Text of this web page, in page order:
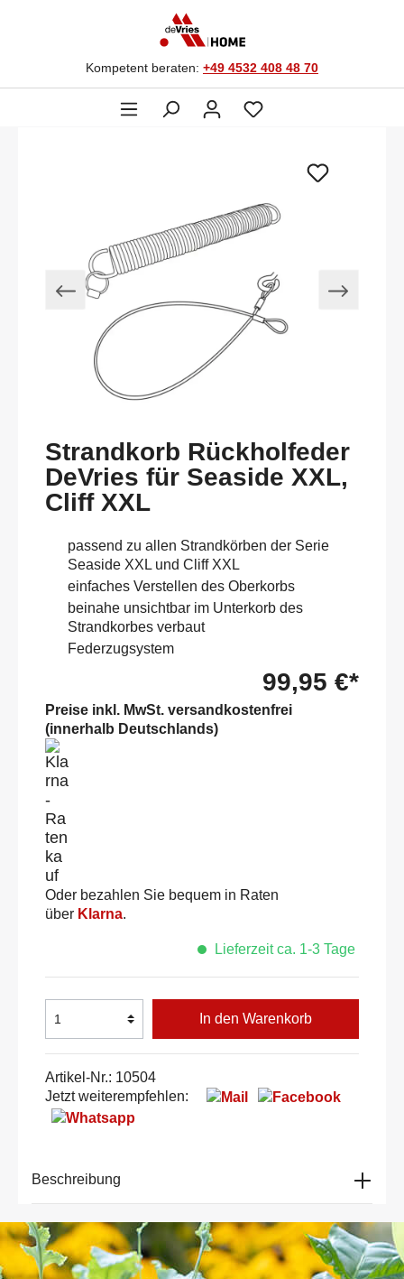
Kompetent beraten: +49 4532 408 48 70
Strandkorb Rückholfeder
DeVries für Seaside XXL,
Cliff XXL
passend zu allen Strandkörben der Serie
Seaside XXL und Cliff XXL
einfaches Verstellen des Oberkorbs
beinahe unsichtbar im Unterkorb des
Strandkorbes verbaut
Federzugsystem
99,95 €*
Preise inkl. MwSt. versandkostenfrei
(innerhalb Deutschlands)
Oder bezahlen Sie bequem in Raten
über Klarna.
Lieferzeit ca. 1-3 Tage
In den Warenkorb
Artikel-Nr.: 10504
Jetzt weiterempfehlen:
Beschreibung